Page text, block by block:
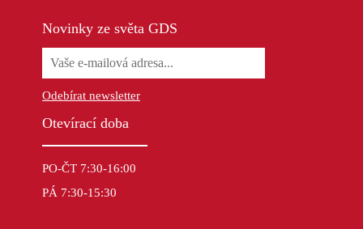
Novinky ze světa GDS
Odebírat newsletter
Otevírací doba
PO-ČT 7:30-16:00
PÁ 7:30-15:30